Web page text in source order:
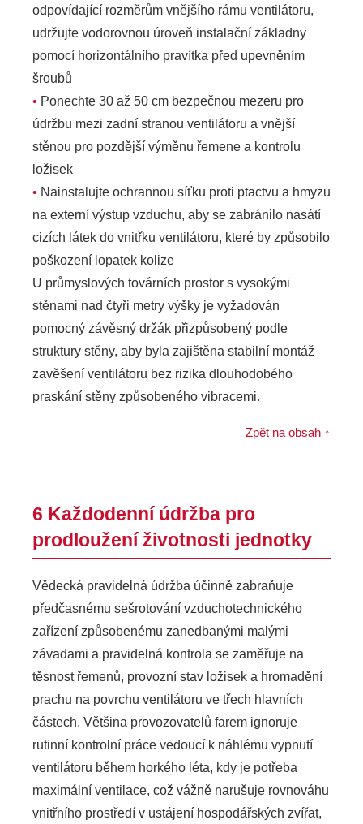
odpovídající rozměrům vnějšího rámu ventilátoru,
udržujte vodorovnou úroveň instalační základny
pomocí horizontálního pravítka před upevněním
šroubů
• Ponechte 30 až 50 cm bezpečnou mezeru pro
údržbu mezi zadní stranou ventilátoru a vnější
stěnou pro pozdější výměnu řemene a kontrolu
ložisek
• Nainstalujte ochrannou síťku proti ptactvu a hmyzu
na externí výstup vzduchu, aby se zabránilo nasátí
cizích látek do vnitřku ventilátoru, které by způsobilo
poškození lopatek kolize
U průmyslových továrních prostor s vysokými
stěnami nad čtyři metry výšky je vyžadován
pomocný závěsný držák přizpůsobený podle
struktury stěny, aby byla zajištěna stabilní montáž
zavěšení ventilátoru bez rizika dlouhodobého
praskání stěny způsobeného vibracemi.
Zpět na obsah ↑
6 Každodenní údržba pro
prodloužení životnosti jednotky
Vědecká pravidelná údržba účinně zabraňuje
předčasnému sešrotování vzduchotechnického
zařízení způsobenému zanedbanými malými
závadami a pravidelná kontrola se zaměřuje na
těsnost řemenů, provozní stav ložisek a hromadění
prachu na povrchu ventilátoru ve třech hlavních
částech. Většina provozovatelů farem ignoruje
rutinní kontrolní práce vedoucí k náhlému vypnutí
ventilátoru během horkého léta, kdy je potřeba
maximální ventilace, což vážně narušuje rovnováhu
vnitřního prostředí v ustájení hospodářských zvířat,